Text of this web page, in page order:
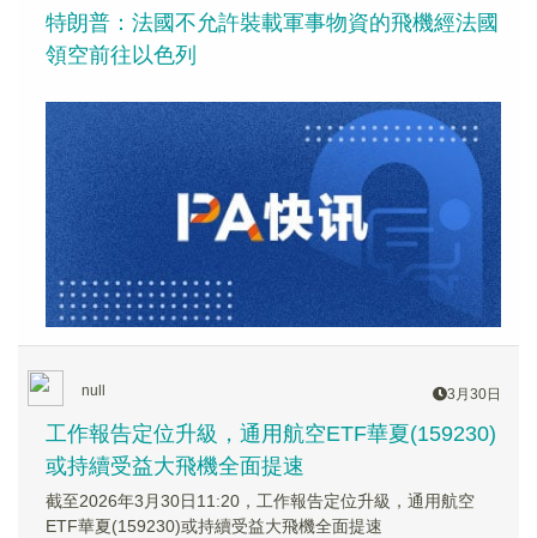
特朗普：法國不允許裝載軍事物資的飛機經法國
領空前往以色列
null 3月30日
工作報告定位升級，通用航空ETF華夏(159230)
或持續受益大飛機全面提速
截至2026年3月30日11:20，工作報告定位升級，通用航空
ETF華夏(159230)或持續受益大飛機全面提速